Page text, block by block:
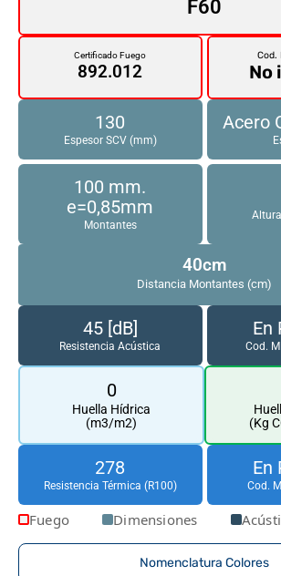
F60
Certificado Fuego
892.012
Cod.
No
130
Espesor SCV (mm)
Acero
100 mm.
e=0,85mm
Montantes
40cm
Distancia Montantes (cm)
45 [dB]
Resistencia Acústica
En
Cod.
0
Huella Hídrica
(m3/m2)
(Kg
278
Resistencia Térmica (R100)
En
Cod.
Fuego Dimensiones
Nomenclatura Colores